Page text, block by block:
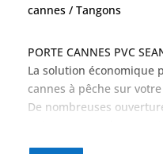
cannes / Tangons
PORTE CANNES PVC
La solution économique
cannes à pêche sur
De nombreuses